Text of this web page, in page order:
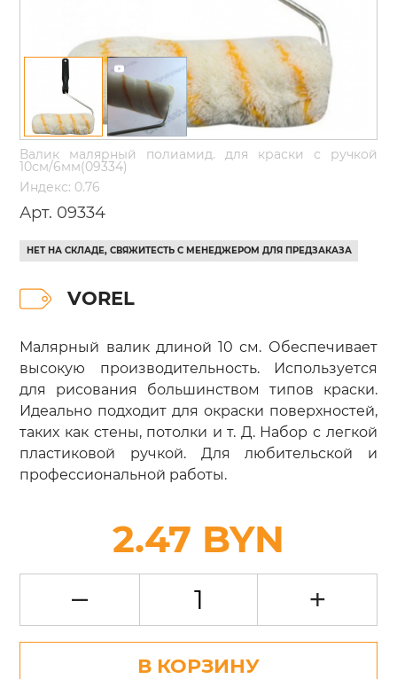
Валик малярный полиамид. для краски с ручкой
10см/6мм(09334)
Индекс: 0.76
Арт. 09334
НЕТ НА СКЛАДЕ, СВЯЖИТЕСТЬ С МЕНЕДЖЕРОМ ДЛЯ ПРЕДЗАКАЗА
VOREL
Малярный валик длиной 10 см. Обеспечивает
высокую производительность. Используется
для рисования большинством типов краски.
Идеально подходит для окраски поверхностей,
таких как стены, потолки и т. Д. Набор с легкой
пластиковой ручкой. Для любительской и
профессиональной работы.
2.47 BYN
+
–
В КОРЗИНУ